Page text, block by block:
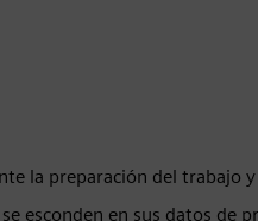
la preparación del trabajo
esconden en sus datos de